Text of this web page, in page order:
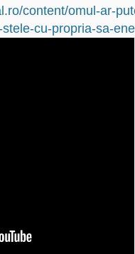
content/omul-ar-
cu-propria-sa-